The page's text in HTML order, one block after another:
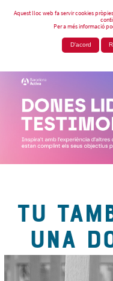
Aquest lloc web fa servir cookies
Per a més informació
D'acord
TU
UNA